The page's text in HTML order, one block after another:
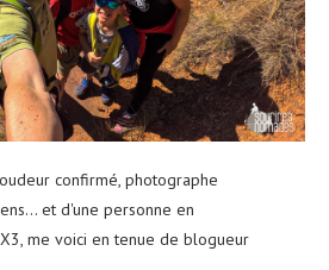
confirmé, photographe
et d'une personne en
me voici en tenue de blogueur